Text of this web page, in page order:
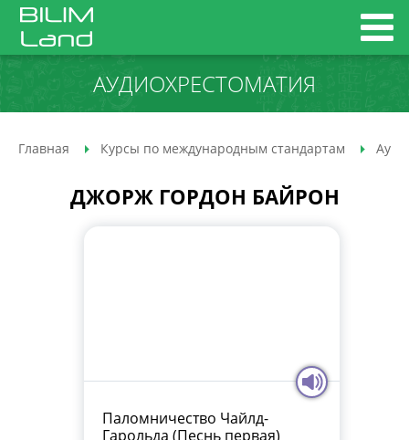
АУДИО­ХРЕСТОМАТИЯ
Главная Курсы по международным стандартам
ДЖОРЖ ГОРДОН БАЙРОН
Паломничество Чайлд-
Гарольда (Песнь первая)